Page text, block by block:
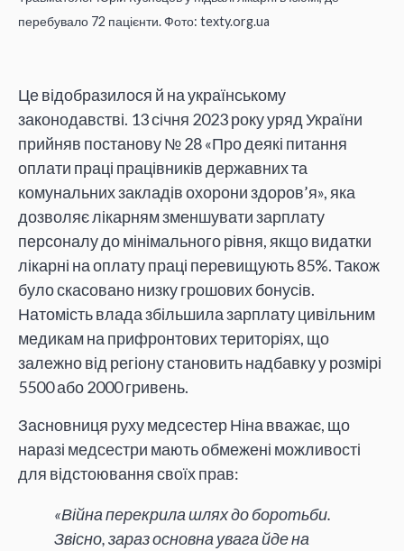
перебувало 72 пацієнти. Фото: texty.org.ua
Це відобразилося й на українському
законодавстві. 13 січня 2023 року уряд України
прийняв постанову № 28 «Про деякі питання
оплати праці працівників державних та
комунальних закладів охорони здоров’я», яка
дозволяє лікарням зменшувати зарплату
персоналу до мінімального рівня, якщо видатки
лікарні на оплату праці перевищують 85%. Також
було скасовано низку грошових бонусів.
Натомість влада збільшила зарплату цивільним
медикам на прифронтових територіях, що
залежно від регіону становить надбавку у розмірі
5500 або 2000 гривень.
Засновниця руху медсестер Ніна вважає, що
наразі медсестри мають обмежені можливості
для відстоювання своїх прав:
«Війна перекрила шлях до боротьби.
Звісно, зараз основна увага йде на